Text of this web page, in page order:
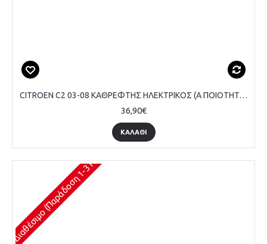
CITROEN C2 03-08 ΚΑΘΡΕΦΤΗΣ ΗΛΕΚΤΡΙΚΟΣ (Α ΠΟΙΟΤΗΤΑ) (CONVEX GLASS) - ΑΡΙΣΤΕΡΟ
36,90€
ΚΑΛΆΘΙ
Διαθέσιμο (Παράδοση 1-3 Ημέρες)